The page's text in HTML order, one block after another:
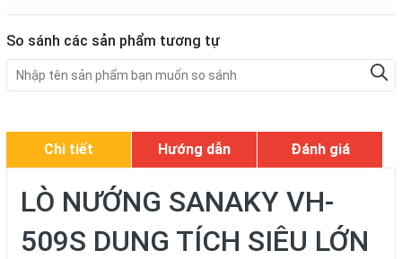
So sánh các sản phẩm tương tự
Chi tiết Hướng dẫn Đánh giá
LÒ NƯỚNG SANAKY VH-
509S DUNG TÍCH SIÊU LỚN